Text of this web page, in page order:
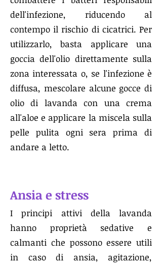
dell'infezione, riducendo al
contempo il rischio di cicatrici. Per
utilizzarlo, basta applicare una
goccia dell'olio direttamente sulla
zona interessata o, se l'infezione è
diffusa, mescolare alcune gocce di
olio di lavanda con una crema
all'aloe e applicare la miscela sulla
pelle pulita ogni sera prima di
andare a letto.
Ansia e stress
I principi attivi della lavanda
hanno proprietà sedative e
calmanti che possono essere utili
in caso di ansia, agitazione,